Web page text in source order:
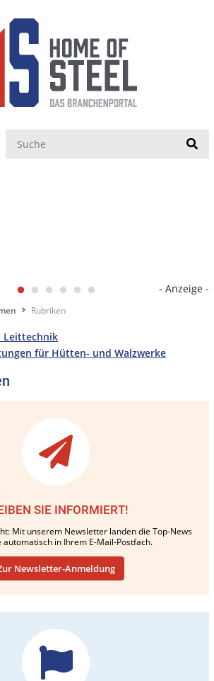
- Anzeige -
Rubriken
Leittechnik
für Hütten- und Walzwerke
SIE INFORMIERT!
Mit unserem Newsletter landen die Top-News
automatisch in Ihrem E-Mail-Postfach.
Newsletter-Anmeldung